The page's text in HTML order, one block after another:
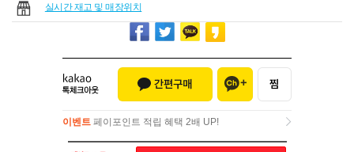
실시간 재고 및 매장위치
이벤트 페이포인트 적립 혜택 2배 UP!
이벤트페이포인트 적립 혜택 2배 UP!